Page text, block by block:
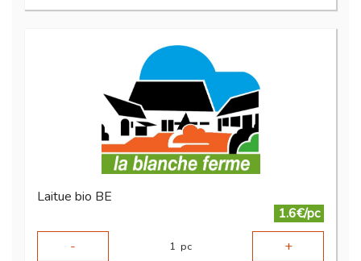
Laitue bio BE
1.6€/pc
-
1 pc +